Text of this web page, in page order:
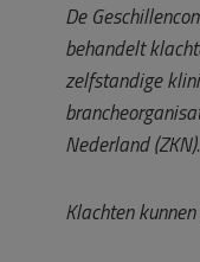
De
behandelt
zelfstandige
Nederland (ZKN).
Klachten